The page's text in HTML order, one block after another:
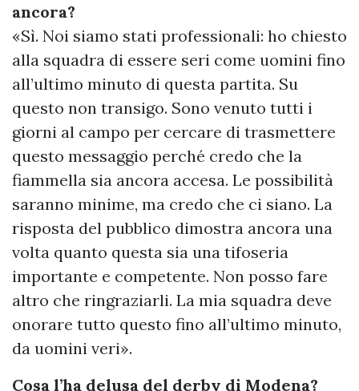
ancora?
«Sì. Noi siamo stati professionali: ho chiesto
alla squadra di essere seri come uomini fino
all’ultimo minuto di questa partita. Su
questo non transigo. Sono venuto tutti i
giorni al campo per cercare di trasmettere
questo messaggio perché credo che la
fiammella sia ancora accesa. Le possibilità
saranno minime, ma credo che ci siano. La
risposta del pubblico dimostra ancora una
volta quanto questa sia una tifoseria
importante e competente. Non posso fare
altro che ringraziarli. La mia squadra deve
onorare tutto questo fino all’ultimo minuto,
da uomini veri».
Cosa l’ha delusa del derby di Modena?